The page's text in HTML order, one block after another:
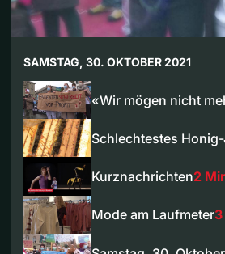
SAMSTAG, 30. OKTOBER 2021
«Wir mögen nicht
Schlechtestes
Kurznachrichten2
Mode am Laufmeter